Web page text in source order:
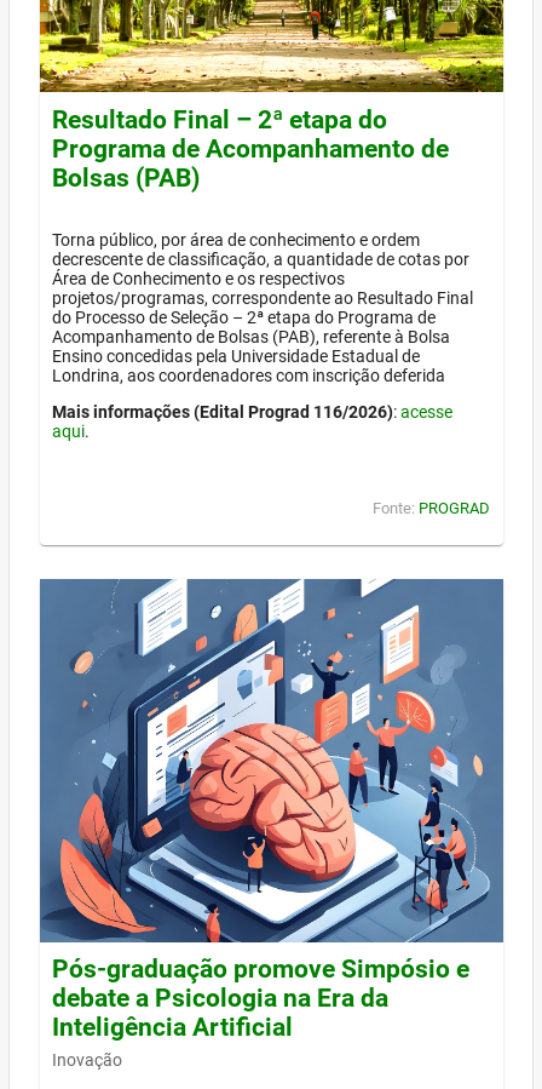
Resultado Final – 2ª etapa do
Programa de Acompanhamento de
Bolsas (PAB)
Torna público, por área de conhecimento e ordem
decrescente de classificação, a quantidade de cotas por
Área de Conhecimento e os respectivos
projetos/programas, correspondente ao Resultado Final
do Processo de Seleção – 2ª etapa do Programa de
Acompanhamento de Bolsas (PAB), referente à Bolsa
Ensino concedidas pela Universidade Estadual de
Londrina, aos coordenadores com inscrição deferida
Mais informações (Edital Prograd 116/2026):acesse
aqui.
Fonte: PROGRAD
Pós-graduação promove Simpósio e
debate a Psicologia na Era da
Inteligência Artificial
Inovação